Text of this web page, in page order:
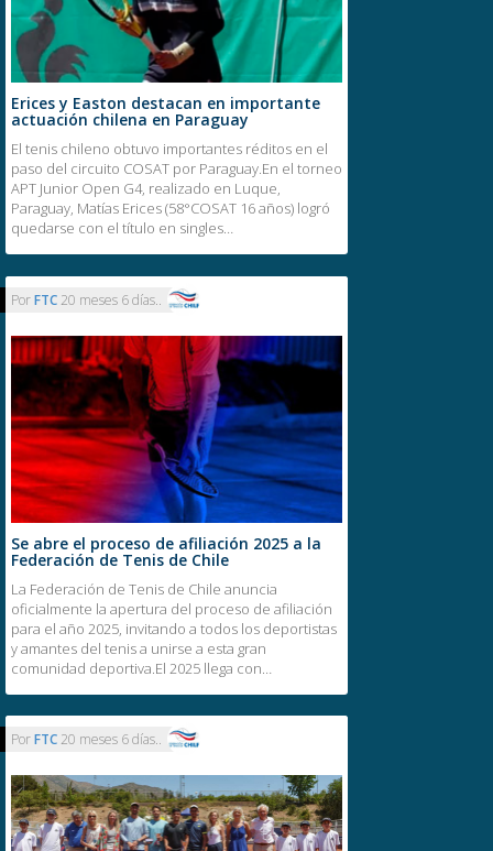
PorFTC 20 meses 6 días..
PorFTC 20 meses 6 días..
Se abre el proceso de afiliación 2025 a la
Federación de Tenis de Chile
La Federación de Tenis de Chile anuncia
oficialmente la apertura del proceso de afiliación
para el año 2025, invitando a todos los deportistas
y amantes del tenis a unirse a esta gran
comunidad deportiva.El 2025 llega con…
Erices y Easton destacan en importante
actuación chilena en Paraguay
El tenis chileno obtuvo importantes réditos en el
paso del circuito COSAT por Paraguay.En el torneo
APT Junior Open G4, realizado en Luque,
Paraguay, Matías Erices (58°COSAT 16 años) logró
quedarse con el título en singles…